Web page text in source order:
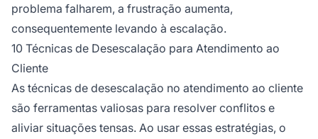
problema falharem, a frustração aumenta,
consequentemente levando à escalação.
10 Técnicas de Desescalação para Atendimento ao
Cliente
As técnicas de desescalação no atendimento ao cliente
são ferramentas valiosas para resolver conflitos e
aliviar situações tensas. Ao usar essas estratégias, o